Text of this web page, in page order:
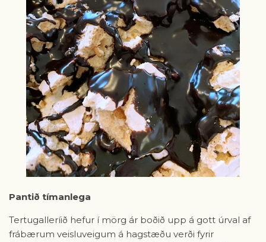
Pantið tímanlega
Tertugalleríið hefur í mörg ár boðið upp á gott úrval af
frábærum veisluveigum á hagstæðu verði fyrir